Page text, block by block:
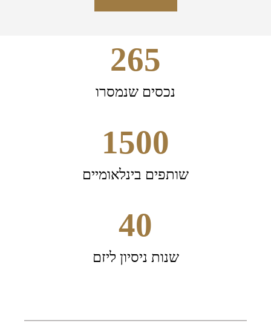
265
נכסים שנמסרו
1500
שותפים בינלאומיים
40
שנות ניסיון ליזם